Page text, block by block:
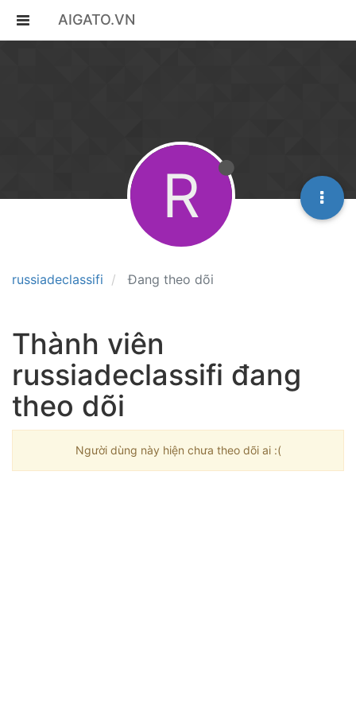
AIGATO.VN
russiadeclassifi Đang theo dõi
R
Thành viên
russiadeclassifi đang
theo dõi
Người dùng này hiện chưa theo dõi ai :(